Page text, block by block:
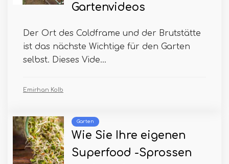
Gartenvideos
Der Ort des Coldframe und der Brutstätte
ist das nächste Wichtige für den Garten
selbst. Dieses Vide...
Emirhan Kolb
Garten
Wie Sie Ihre eigenen
Superfood -Sprossen